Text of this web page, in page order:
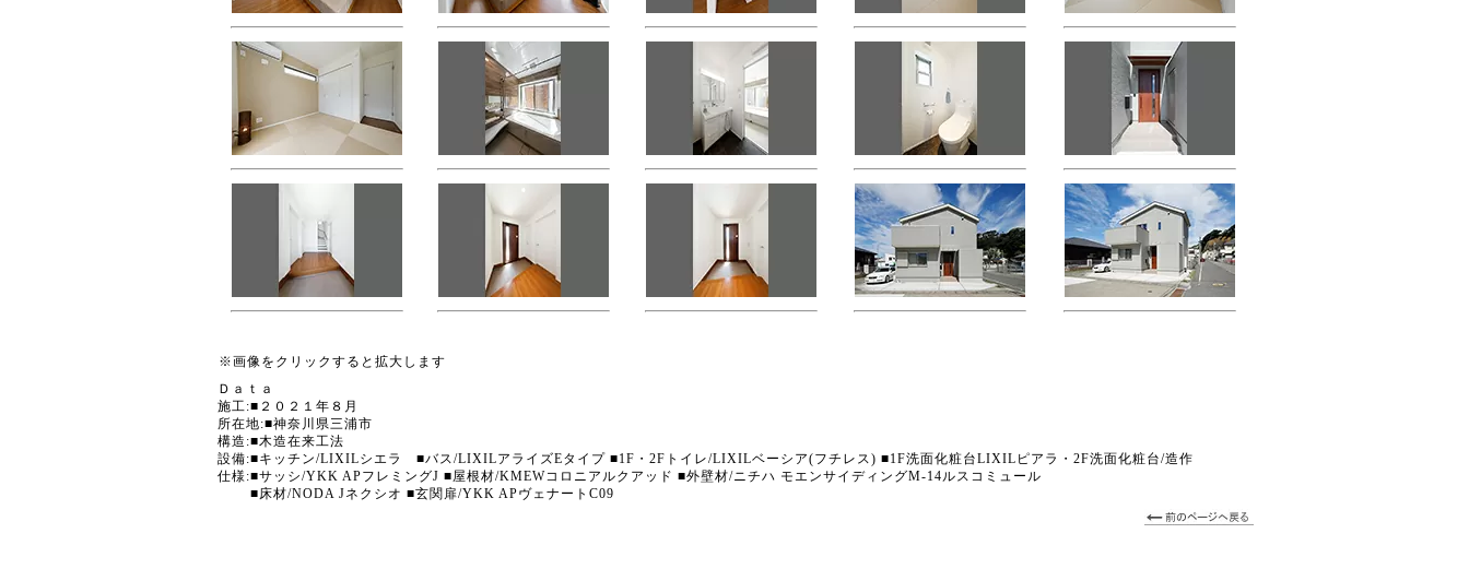
※画像をクリックすると拡大します
Ｄａｔａ
施工:■２０２１年８月
所在地:■神奈川県三浦市
構造:■木造在来工法
設備:■キッチン/LIXILシエラ ■バス/LIXILアライズEタイプ ■1F・2Fトイレ/LIXILベーシア(フチレス) ■1F洗面化粧台LIXILピアラ・2F洗面化粧台/造作
仕様:■サッシ/YKK APフレミングJ ■屋根材/KMEWコロニアルクアッド ■外壁材/ニチハ モエンサイディングM-14ルスコミュール
■床材/NODA Jネクシオ ■玄関扉/YKK APヴェナートC09